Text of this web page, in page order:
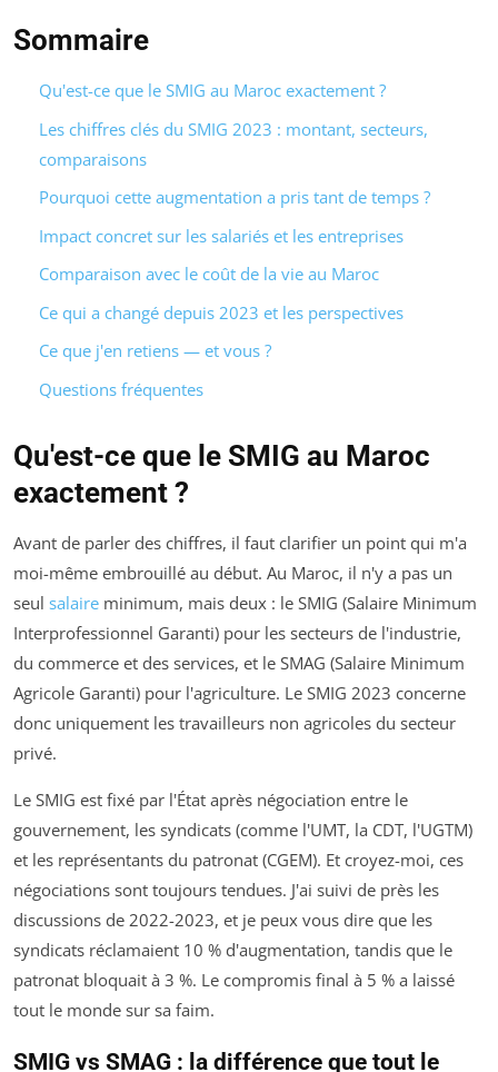
Sommaire
Qu'est-ce que le SMIG au Maroc exactement ?
Les chiffres clés du SMIG 2023 : montant, secteurs,
comparaisons
Pourquoi cette augmentation a pris tant de temps ?
Impact concret sur les salariés et les entreprises
Comparaison avec le coût de la vie au Maroc
Ce qui a changé depuis 2023 et les perspectives
Ce que j'en retiens — et vous ?
Questions fréquentes
Qu'est-ce que le SMIG au Maroc
exactement ?
Avant de parler des chiffres, il faut clarifier un point qui m'a
moi-même embrouillé au début. Au Maroc, il n'y a pas un
seul salaire minimum, mais deux : le SMIG (Salaire Minimum
Interprofessionnel Garanti) pour les secteurs de l'industrie,
du commerce et des services, et le SMAG (Salaire Minimum
Agricole Garanti) pour l'agriculture. Le SMIG 2023 concerne
donc uniquement les travailleurs non agricoles du secteur
privé.
Le SMIG est fixé par l'État après négociation entre le
gouvernement, les syndicats (comme l'UMT, la CDT, l'UGTM)
et les représentants du patronat (CGEM). Et croyez-moi, ces
négociations sont toujours tendues. J'ai suivi de près les
discussions de 2022-2023, et je peux vous dire que les
syndicats réclamaient 10 % d'augmentation, tandis que le
patronat bloquait à 3 %. Le compromis final à 5 % a laissé
tout le monde sur sa faim.
SMIG vs SMAG : la différence que tout le